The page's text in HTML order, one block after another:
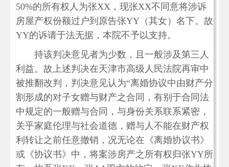
50%的所有权人为张XX，现张XX不同意将涉诉
房屋产权份额过户到原告张YY（其女）名下。故
YY的诉请于法无据，本院不予以支持。
持该判决意见者为少数，且一般涉及第三人
利益。故上述判决在天津市高级人民法院再审中
被推翻改判，判决意见认为“离婚协议中由财产分
割形成的对子女赠与财产之合同，有别于合同法
中规定的一般赠与合同，与身份关系联系紧密，
关乎家庭伦理与社会道德，赠与人不能在财产权
利转让之前任意撤销，况无论在《离婚协议书》
或《协议书》中，将案涉房产之所有权归张YY所